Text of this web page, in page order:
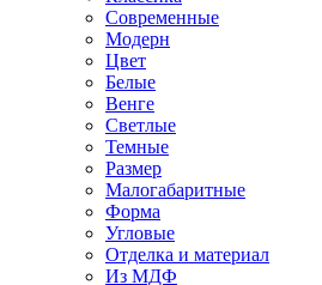
Современные
Модерн
Цвет
Белые
Венге
Светлые
Темные
Размер
Малогабаритные
Форма
Угловые
Отделка и материал
Из МДФ